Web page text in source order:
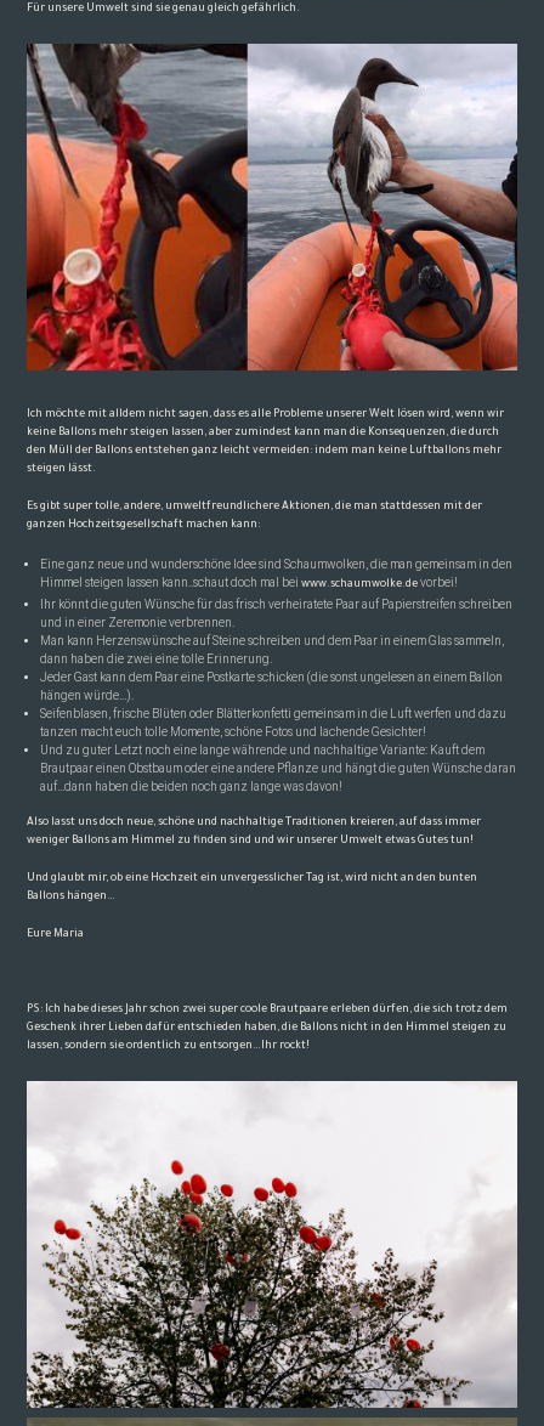
Für unsere Umwelt sind sie genau gleich gefährlich.
Ich möchte mit alldem nicht sagen, dass es alle Probleme unserer Welt lösen wird, wenn wir
keine Ballons mehr steigen lassen, aber zumindest kann man die Konsequenzen, die durch
den Müll der Ballons entstehen ganz leicht vermeiden: indem man keine Luftballons mehr
steigen lässt.
Es gibt super tolle, andere, umweltfreundlichere Aktionen, die man stattdessen mit der
ganzen Hochzeitsgesellschaft machen kann:
Eine ganz neue und wunderschöne Idee sind Schaumwolken, die man gemeinsam in den
Himmel steigen lassen kann..schaut doch mal beiwww.schaumwolke.de vorbei!
Ihr könnt die guten Wünsche für das frisch verheiratete Paar auf Papierstreifen schreiben
und in einer Zeremonie verbrennen.
Man kann Herzenswünsche auf Steine schreiben und dem Paar in einem Glas sammeln,
dann haben die zwei eine tolle Erinnerung.
Jeder Gast kann dem Paar eine Postkarte schicken (die sonst ungelesen an einem Ballon
hängen würde…).
Seifenblasen, frische Blüten oder Blätterkonfetti gemeinsam in die Luft werfen und dazu
tanzen macht euch tolle Momente, schöne Fotos und lachende Gesichter!
Und zu guter Letzt noch eine lange währende und nachhaltige Variante: Kauft dem
Brautpaar einen Obstbaum oder eine andere Pflanze und hängt die guten Wünsche daran
auf…dann haben die beiden noch ganz lange was davon!
Also lasst uns doch neue, schöne und nachhaltige Traditionen kreieren, auf dass immer
weniger Ballons am Himmel zu finden sind und wir unserer Umwelt etwas Gutes tun!
Und glaubt mir, ob eine Hochzeit ein unvergesslicher Tag ist, wird nicht an den bunten
Ballons hängen…
Eure Maria
PS: Ich habe dieses Jahr schon zwei super coole Brautpaare erleben dürfen, die sich trotz dem
Geschenk ihrer Lieben dafür entschieden haben, die Ballons nicht in den Himmel steigen zu
lassen, sondern sie ordentlich zu entsorgen…Ihr rockt!